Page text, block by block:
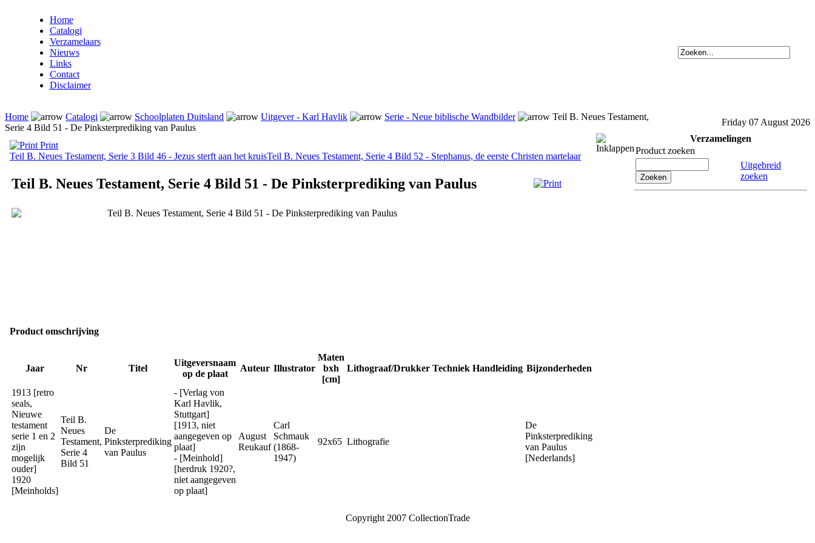
Home
Catalogi
Verzamelaars
Nieuws
Links
Contact
Disclaimer
Home Catalogi Schoolplaten Duitsland Uitgever - Karl Havlik Serie - Neue biblische Wandbilder
Teil B. Neues Testament,
Serie 4 Bild 51 - De Pinksterprediking van Paulus
Friday 07 August 2026
Print
Teil B. Neues Testament, Serie 3 Bild 46 - Jezus sterft aan het kruisTeil B. Neues Testament, Serie 4 Bild 52 - Stephanus, de eerste Christen martelaar
Teil B. Neues Testament, Serie 4 Bild 51 - De Pinksterprediking van Paulus
Teil B. Neues Testament, Serie 4 Bild 51 - De Pinksterprediking van Paulus
Product omschrijving
Jaar Nr Titel
Uitgeversnaam
op de plaat
Auteur Illustrator
Maten
bxh
[cm]
Lithograaf/Drukker Techniek Handleiding Bijzonderheden
1913 [retro
seals,
Nieuwe
testament
serie 1 en 2
zijn
mogelijk
ouder]
1920
[Meinholds]
Teil B.
Neues
Testament,
Serie 4
Bild 51
De
Pinksterprediking
van Paulus
- [Verlag von
Karl Havlik,
Stuttgart]
[1913, niet
aangegeven op
plaat]
- [Meinhold]
[herdruk 1920?,
niet aangegeven
op plaat]
August
Reukauf
Carl
Schmauk
(1868-
1947)
92x65 Lithografie
De
Pinksterprediking
van Paulus
[Nederlands]
Verzamelingen
Product zoeken
Uitgebreid
zoeken
Copyright 2007 CollectionTrade